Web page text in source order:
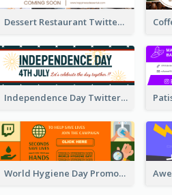
Dessert Restaurant Twitter Header
Independence Day Twitter Header With Decorations
World Hygiene Day Promotion Twitter Header